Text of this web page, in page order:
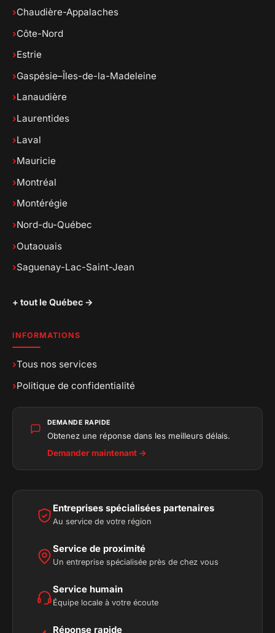
›Chaudière-Appalaches
›Côte-Nord
›Estrie
›Gaspésie–Îles-de-la-Madeleine
›Lanaudière
›Laurentides
›Laval
›Mauricie
›Montréal
›Montérégie
›Nord-du-Québec
›Outaouais
›Saguenay-Lac-Saint-Jean
+ tout le Québec →
INFORMATIONS
›Tous nos services
›Politique de confidentialité
DEMANDE RAPIDE
Obtenez une réponse dans les meilleurs délais.
Demander maintenant →
Entreprises spécialisées partenaires
Au service de votre région
Service de proximité
Un entreprise spécialisée près de chez vous
Service humain
Équipe locale à votre écoute
Réponse rapide